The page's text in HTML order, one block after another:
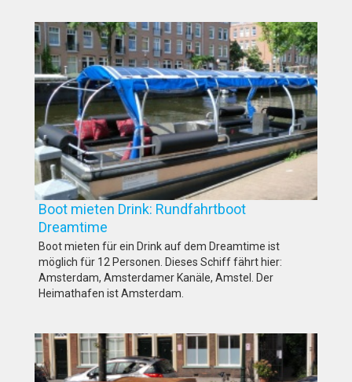
Boot mieten Drink: Rundfahrtboot
Dreamtime
Boot mieten für ein Drink auf dem Dreamtime ist
möglich für 12 Personen. Dieses Schiff fährt hier:
Amsterdam, Amsterdamer Kanäle, Amstel. Der
Heimathafen ist Amsterdam.